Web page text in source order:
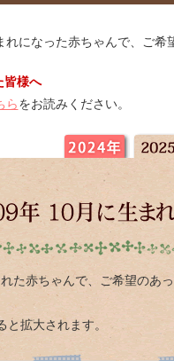
になった赤ちゃんで、ご希
皆様へ
らをお読みください。
た赤ちゃんで、ご希望のあ
拡大されます。